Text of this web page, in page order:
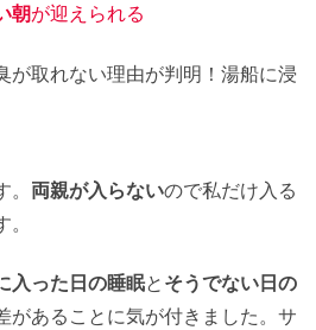
朝が迎えられる
。 両親が入らないので私だけ入る
入った日の睡眠と そうでない日の
があることに気が付きました。サ